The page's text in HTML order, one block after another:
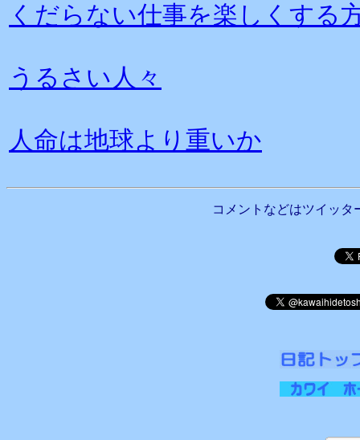
くだらない仕事を楽しくする
うるさい人々
人命は地球より重いか
コメントなどはツイッタ